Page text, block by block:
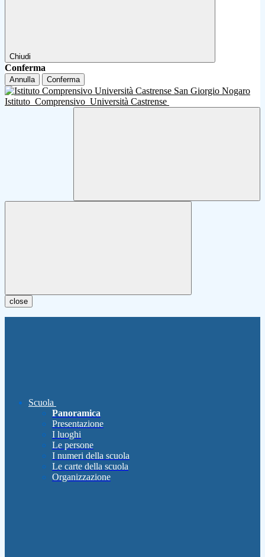
Chiudi
Conferma
Annulla Conferma
Istituto Comprensivo Università Castrense
close
Scuola
Panoramica
Presentazione
I luoghi
Le persone
I numeri della scuola
Le carte della scuola
Organizzazione